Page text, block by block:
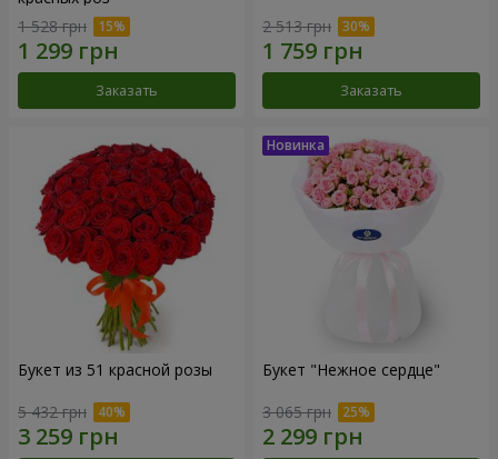
1 528 грн
Заказать
2 513 грн
Заказать
Букет из 51 красной розы
5 432 грн
Букет "Нежное сердце"
3 065 грн